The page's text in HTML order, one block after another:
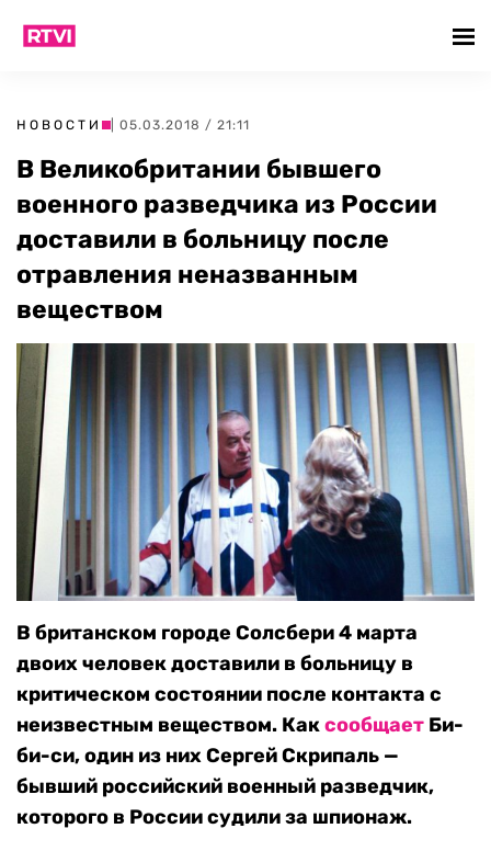
НОВОСТИ | 05.03.2018 / 21:11
В Великобритании бывшего
военного разведчика из России
доставили в больницу после
отравления неназванным
веществом
В британском городе Солсбери 4 марта
двоих человек доставили в больницу в
критическом состоянии после контакта с
неизвестным веществом. Каксообщает Би-
би-си, один из них Сергей Скрипаль —
бывший российский военный разведчик,
которого в России судили за шпионаж.